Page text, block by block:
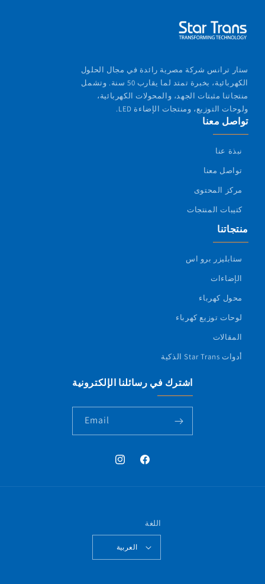
ستار ترانس شركة مصرية رائدة في مجال الحلول
الكهربائية، بخبرة تمتد لما يقارب 50 سنة. وتشمل
منتجاتنا مثبتات الجهد، والمحولات الكهربائية،
ولوحات التوزيع، ومنتجات الإضاءة LED.
تواصل معنا
نبذة عنا
تواصل معنا
مركز المحتوى
كتيبات المنتجات
منتجاتنا
ستابليزر برو اس
الإضاءات
محول كهرباء
لوحات توزيع كهرباء
المقالات
أدوات Star Trans الذكية
اشترك في رسائلنا الإلكترونية
Email
فيسبوكإنستجرام
اللغة
العربية